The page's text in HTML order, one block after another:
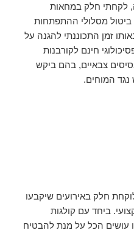
לקחתי חלק במחאות
מסלולי ההתפתחות
זמן התכוננתי להגנה על
חינם לקורבנות
צבאיים, בהם ביקש
המוחים.
שוב אני לוקחת חלק באירועים שיקבעו
ביחד עם קולגות
עושים הכל על מנת להבטיח